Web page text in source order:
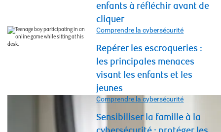
enfants à réfléchir avant de
cliquer
Comprendre la cybersécurité
Repérer les escroqueries :
les principales menaces
visant les enfants et les
jeunes
Comprendre la cybersécurité
Sensibiliser la famille à la